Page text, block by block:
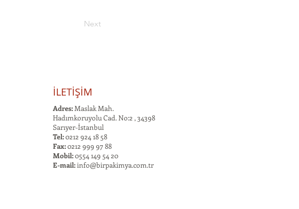
Next
İLETİŞİM
Adres:Maslak Mah.
Hadımkoruyolu Cad. No:2 , 34398
Sarıyer-İstanbul
Tel:0212 924 18 58
Fax:0212 999 97 88
Mobil:0554 149 54 20
E-mail:info@birpakimya.com.tr